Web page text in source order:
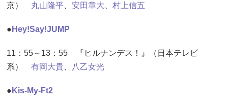
京） 丸山隆平 安田章大 村上信五
● Hey!Say!JUMP
11：55～13：55 『ヒルナンデス！』（日本テレビ
系） 有岡大貴 八乙女光
● Kis-My-Ft2